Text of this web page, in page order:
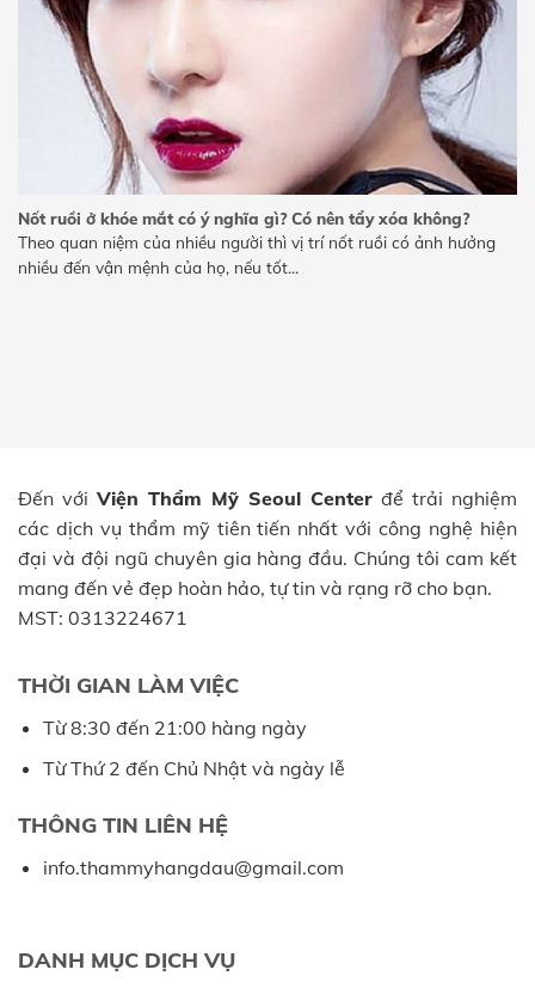
Nốt ruồi ở khóe mắt có ý nghĩa gì? Có nên tẩy xóa không?
Theo quan niệm của nhiều người thì vị trí nốt ruồi có ảnh hưởng
nhiều đến vận mệnh của họ, nếu tốt...
Đến với Viện Thẩm Mỹ Seoul Center để trải nghiệm
các dịch vụ thẩm mỹ tiên tiến nhất với công nghệ hiện
đại và đội ngũ chuyên gia hàng đầu. Chúng tôi cam kết
mang đến vẻ đẹp hoàn hảo, tự tin và rạng rỡ cho bạn.
MST: 0313224671
THỜI GIAN LÀM VIỆC
Từ 8:30 đến 21:00 hàng ngày
Từ Thứ 2 đến Chủ Nhật và ngày lễ
THÔNG TIN LIÊN HỆ
info.thammyhangdau@gmail.com
DANH MỤC DỊCH VỤ